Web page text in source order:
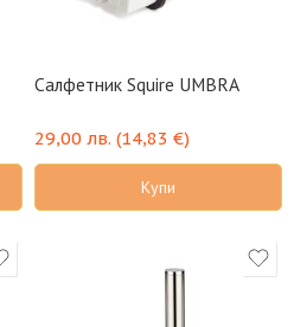
Салфетник Squire UMBRA
29,00 лв. (14,83 €)
Купи